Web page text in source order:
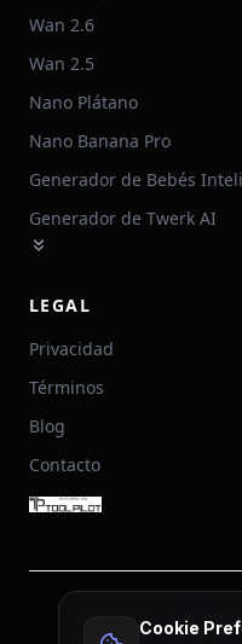
Wan 2.6
Wan 2.5
Nano Plátano
Nano Banana Pro
Generador de Bebés
Generador de Twerk AI
LEGAL
Privacidad
Términos
Blog
Contacto
©
30 N Gould St, STE
Cookie